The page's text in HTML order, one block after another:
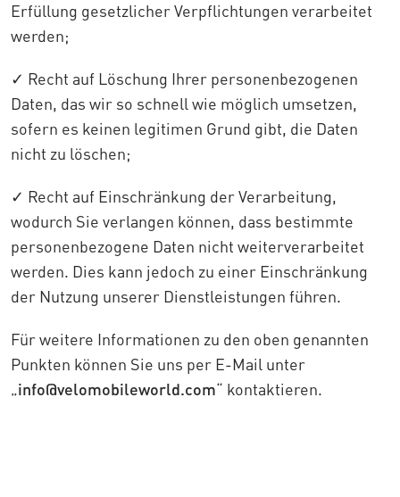
Erfüllung gesetzlicher Verpflichtungen verarbeitet
werden;
✓ Recht auf Löschung Ihrer personenbezogenen
Daten, das wir so schnell wie möglich umsetzen,
sofern es keinen legitimen Grund gibt, die Daten
nicht zu löschen;
✓ Recht auf Einschränkung der Verarbeitung,
wodurch Sie verlangen können, dass bestimmte
personenbezogene Daten nicht weiterverarbeitet
werden. Dies kann jedoch zu einer Einschränkung
der Nutzung unserer Dienstleistungen führen.
Für weitere Informationen zu den oben genannten
Punkten können Sie uns per E-Mail unter
„info@velomobileworld.com“ kontaktieren.